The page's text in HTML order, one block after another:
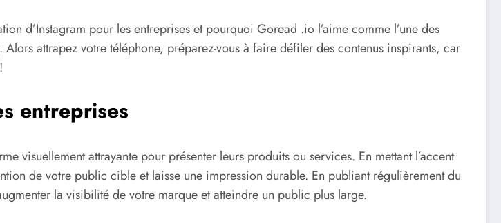
d’Instagram pour les entreprises et pourquoi Goread .io l’aime comme l’une des
attrapez votre téléphone, préparez-vous à faire défiler des contenus inspirants, car
entreprises
visuellement attrayante pour présenter leurs produits ou services. En mettant l’accent
de votre public cible et laisse une impression durable. En publiant régulièrement du
la visibilité de votre marque et atteindre un public plus large.